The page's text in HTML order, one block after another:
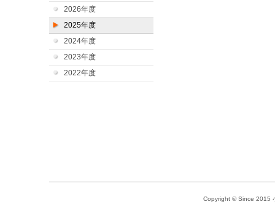
2026年度
2025年度
2024年度
2023年度
2022年度
Copyright © Since 2015